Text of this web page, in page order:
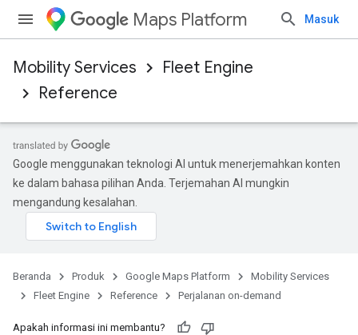
Maps Platform Masuk
Mobility Services
Fleet Engine
Reference
Google menggunakan teknologi AI untuk menerjemahkan konten
ke dalam bahasa pilihan Anda. Terjemahan AI mungkin
mengandung kesalahan.
Beranda Produk Google Maps Platform
Mobility Services
Fleet Engine
Reference Perjalanan on-demand
Apakah informasi ini membantu?